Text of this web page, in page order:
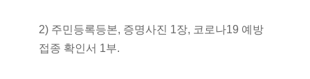
2) 주민등록등본, 증명사진 1장, 코로나19 예방
접종 확인서 1부.